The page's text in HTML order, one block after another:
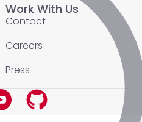
Work With Us
Contact
Careers
Press